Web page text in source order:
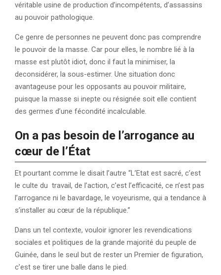
véritable usine de production d’incompétents, d’assassins
au pouvoir pathologique.
Ce genre de personnes ne peuvent donc pas comprendre
le pouvoir de la masse. Car pour elles, le nombre lié à la
masse est plutôt idiot, donc il faut la minimiser, la
deconsidérer, la sous-estimer. Une situation donc
avantageuse pour les opposants au pouvoir militaire,
puisque la masse si inepte ou résignée soit elle contient
des germes d’une fécondité incalculable.
On a pas besoin de l’arrogance au
cœur de l’État
Et pourtant comme le disait l’autre “L’Etat est sacré, c’est
le culte du travail, de l’action, c’est l’efficacité, ce n’est pas
l’arrogance ni le bavardage, le voyeurisme, qui a tendance à
s’installer au cœur de la république.”
Dans un tel contexte, vouloir ignorer les revendications
sociales et politiques de la grande majorité du peuple de
Guinée, dans le seul but de rester un Premier de figuration,
c’est se tirer une balle dans le pied.